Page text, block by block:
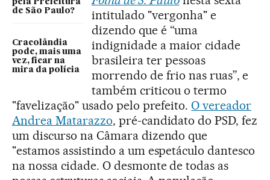
pela Prefeitura
de São Paulo?
Cracolândia
pode, mais uma
vez, ficar na
mira da polícia
intitulado "vergonha" e
dizendo que é “uma
indignidade a maior cidade
brasileira ter pessoas
morrendo de frio nas ruas”, e
também criticou o termo
"favelização" usado pelo prefeito. O vereador
Andrea Matarazzo, pré-candidato do PSD, fez
um discurso na Câmara dizendo que
"estamos assistindo a um espetáculo dantesco
na nossa cidade. O desmonte de todas as